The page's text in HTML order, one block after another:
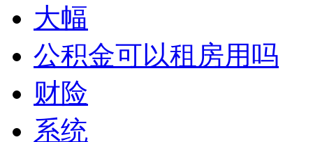
大幅
公积金可以租房用吗
财险
系统